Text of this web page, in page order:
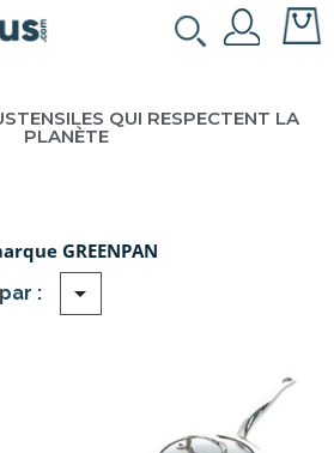
QUI RESPECTENT LA
PLANÈTE
GREENPAN
: 